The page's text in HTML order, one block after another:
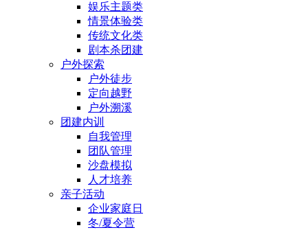
娱乐主题类
情景体验类
传统文化类
剧本杀团建
户外探索
户外徒步
定向越野
户外溯溪
团建内训
自我管理
团队管理
沙盘模拟
人才培养
亲子活动
企业家庭日
冬/夏令营